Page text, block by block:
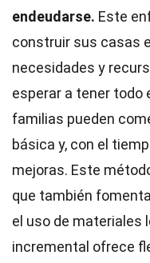
endeudarse. Este
construir sus casas
necesidades y
esperar a tener todo
familias pueden
básica y, con el
mejoras. Este
que también
el uso de materiales
incremental ofrece